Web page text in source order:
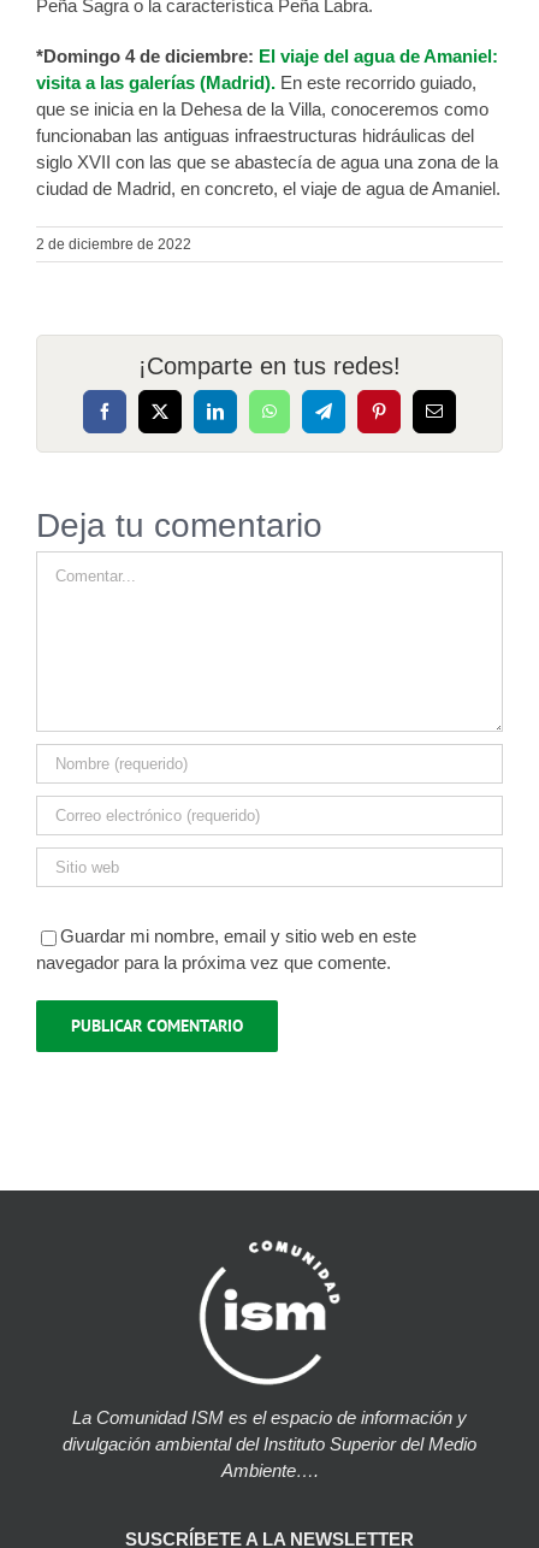
Peña Sagra o la característica Peña Labra.
*Domingo 4 de diciembre: El viaje del agua de Amaniel:
visita a las galerías (Madrid). En este recorrido guiado,
que se inicia en la Dehesa de la Villa, conoceremos como
funcionaban las antiguas infraestructuras hidráulicas del
siglo XVII con las que se abastecía de agua una zona de la
ciudad de Madrid, en concreto, el viaje de agua de Amaniel.
2 de diciembre de 2022
¡Comparte en tus redes!
Facebook
X LinkedInWhatsAppTelegramPinterestCorreo
electrónico
Deja tu comentario
Guardar mi nombre, email y sitio web en este
navegador para la próxima vez que comente.
La Comunidad ISM es el espacio de información y
divulgación ambiental del Instituto Superior del Medio
Ambiente….
SUSCRÍBETE A LA NEWSLETTER